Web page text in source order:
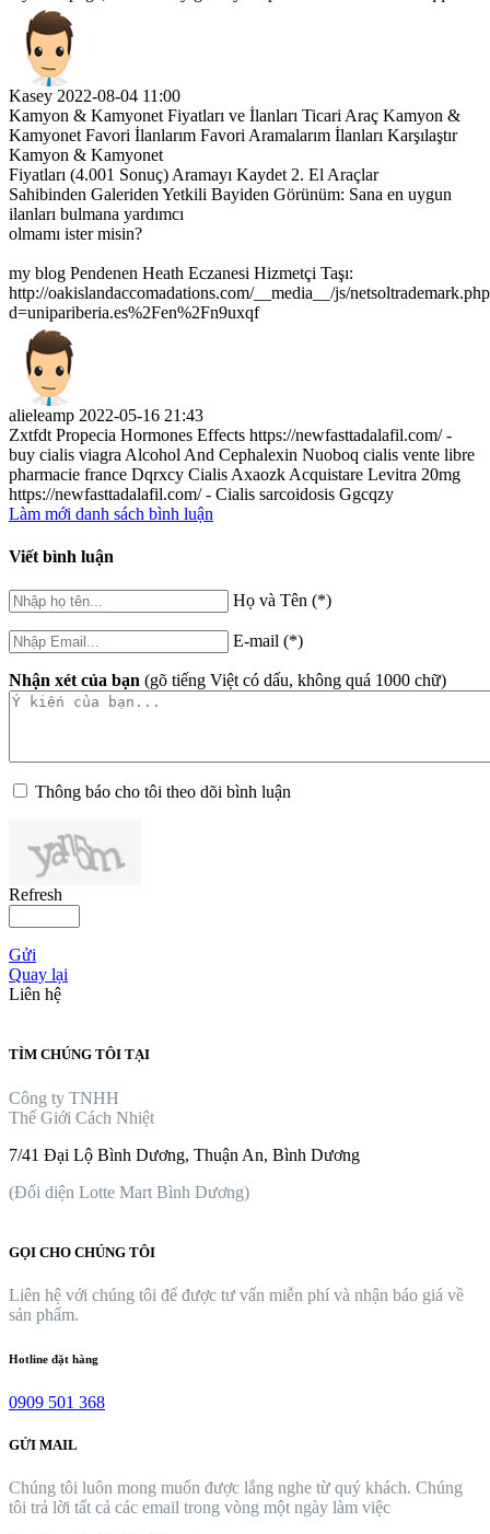
Kasey 2022-08-04 11:00
Kamyon & Kamyonet Fiyatları ve İlanları Ticari Araç Kamyon &
Kamyonet Favori İlanlarım Favori Aramalarım İlanları Karşılaştır
Kamyon & Kamyonet
Fiyatları (4.001 Sonuç) Aramayı Kaydet 2. El Araçlar
Sahibinden Galeriden Yetkili Bayiden Görünüm: Sana en uygun
ilanları bulmana yardımcı
olmamı ister misin?
my blog Pendenen Heath Eczanesi Hizmetçi Taşı:
http://oakislandaccomadations.com/__media__/js/
d=unipariberia.es%2Fen%2Fn9uxqf
alieleamp 2022-05-16 21:43
Zxtfdt Propecia Hormones Effects https://newfasttadalafil.com/ -
buy cialis viagra Alcohol And Cephalexin Nuoboq cialis vente libre
pharmacie france Dqrxcy Cialis Axaozk Acquistare Levitra 20mg
https://newfasttadalafil.com/ - Cialis sarcoidosis Ggcqzy
Làm mới danh sách bình luận
Viết bình luận
Họ và Tên (*)
E-mail (*)
Nhận xét của bạn (gõ tiếng Việt có dấu, không quá 1000 chữ)
Thông báo cho tôi theo dõi bình luận
Refresh
Gửi
Quay lại
Liên hệ
TÌM CHÚNG TÔI TẠI
Công ty TNHH
Thế Giới Cách Nhiệt
7/41 Đại Lộ Bình Dương, Thuận An, Bình Dương
(Đối diện Lotte Mart Bình Dương)
GỌI CHO CHÚNG TÔI
Liên hệ với chúng tôi để được tư vấn miễn phí và nhận báo giá về
sản phẩm.
Hotline đặt hàng
0909 501 368
GỬI MAIL
Chúng tôi luôn mong muốn được lắng nghe từ quý khách. Chúng
tôi trả lời tất cả các email trong vòng một ngày làm việc